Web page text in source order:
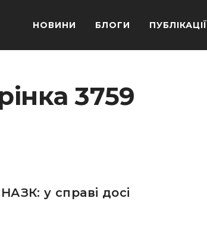
НОВИНИ БЛОГИ ПУБЛІКАЦІЇ
3759
у справі досі